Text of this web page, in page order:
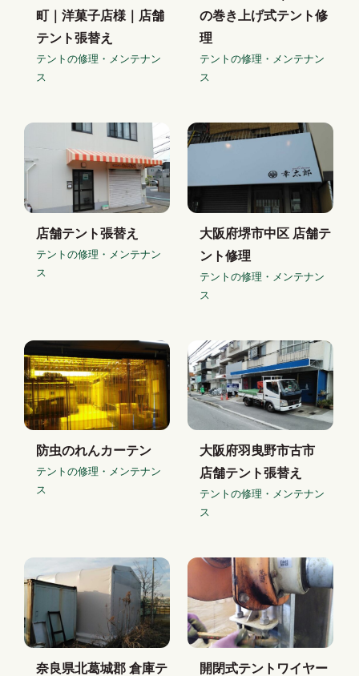
町｜洋菓子店様｜店舗
テント張替え
テントの修理・メンテナン
ス
の巻き上げ式テント修
理
テントの修理・メンテナン
ス
店舗テント張替え
テントの修理・メンテナン
ス
大阪府堺市中区 店舗テ
ント修理
テントの修理・メンテナン
ス
防虫のれんカーテン
テントの修理・メンテナン
ス
大阪府羽曳野市古市
店舗テント張替え
テントの修理・メンテナン
ス
奈良県北葛城郡 倉庫テ
開閉式テントワイヤー